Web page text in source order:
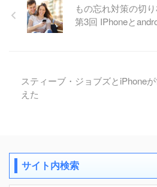
もの忘れ対策の切
第3回 IPhoneと
スティーブ・ジョブズとiPhone
えた
サイト内検索